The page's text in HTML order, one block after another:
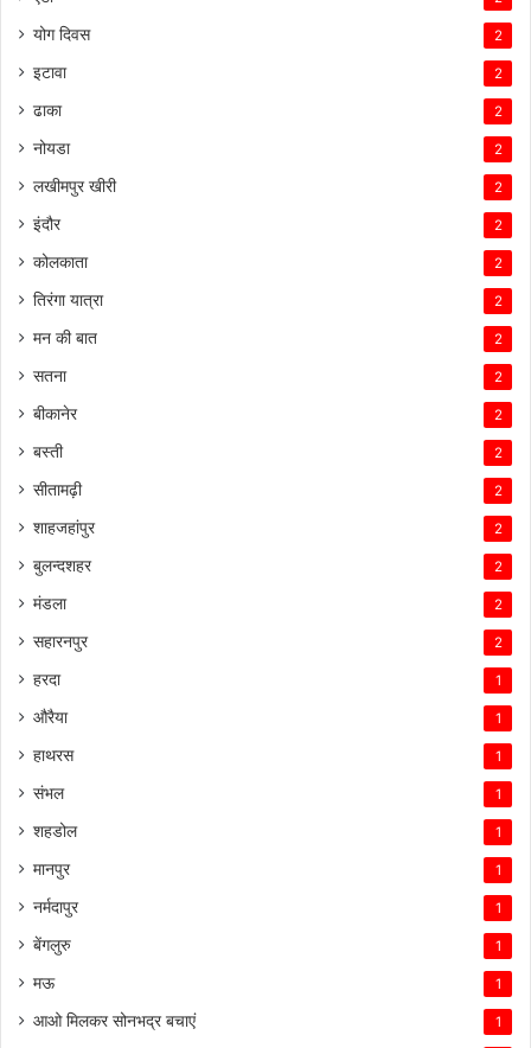
योग दिवस 2
इटावा 2
ढाका 2
नोयडा 2
लखीमपुर खीरी 2
इंदौर 2
कोलकाता 2
तिरंगा यात्रा 2
मन की बात 2
सतना 2
बीकानेर 2
बस्ती 2
सीतामढ़ी 2
शाहजहांपुर 2
बुलन्दशहर 2
मंडला 2
सहारनपुर 2
हरदा 1
औरैया 1
हाथरस 1
संभल 1
शहडोल 1
मानपुर 1
नर्मदापुर 1
बेंगलुरु 1
मऊ 1
आओ मिलकर सोनभद्र बचाएं 1